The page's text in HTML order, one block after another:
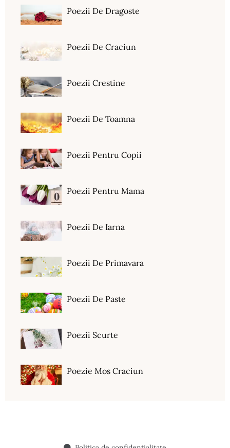
Poezii De Dragoste
Poezii De Craciun
Poezii Crestine
Poezii De Toamna
Poezii Pentru Copii
Poezii Pentru Mama
Poezii De Iarna
Poezii De Primavara
Poezii De Paste
Poezii Scurte
Poezie Mos Craciun